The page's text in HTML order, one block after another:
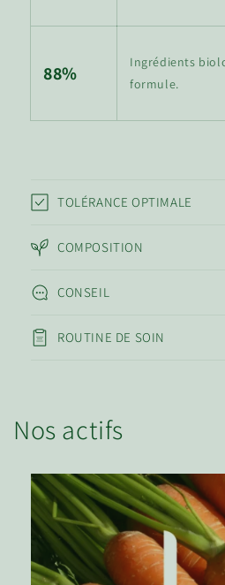
88%
Ingrédients
formule.
TOLÉRANCE OPTIMALE
COMPOSITION
CONSEIL
ROUTINE DE SOIN
Nos actifs